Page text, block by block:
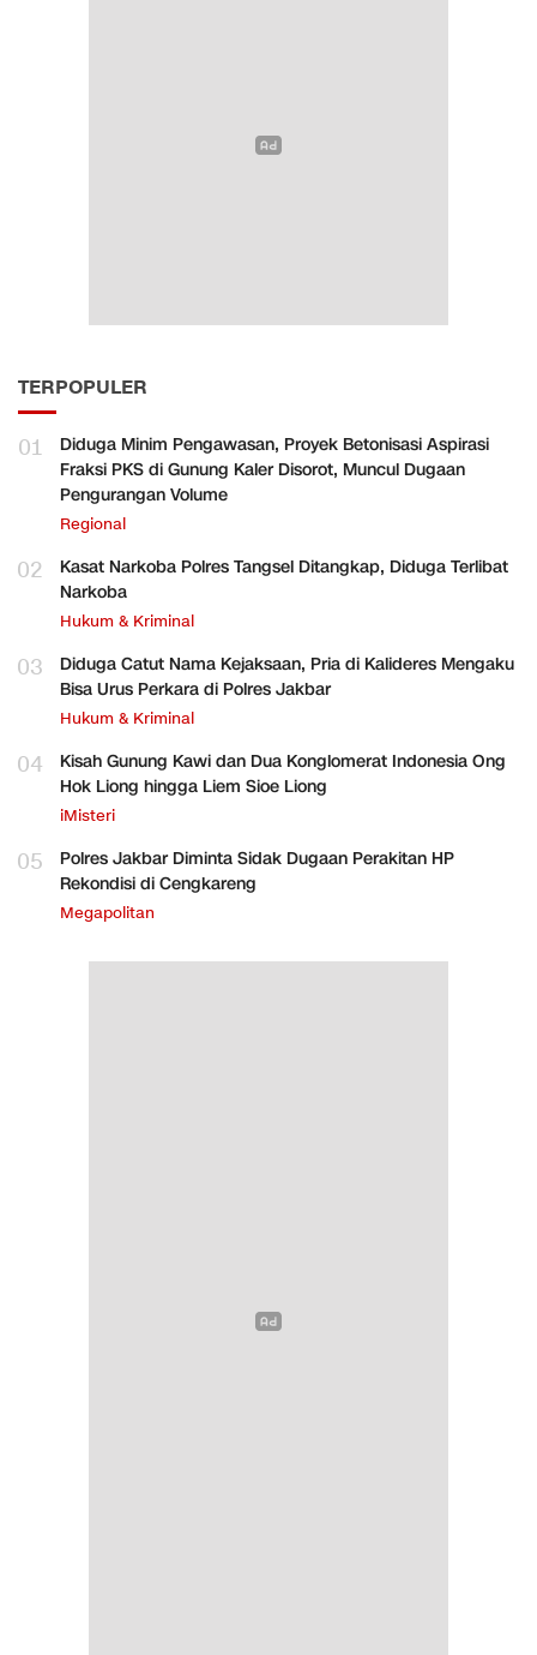
TERPOPULER
01
Diduga Minim Pengawasan, Proyek Betonisasi Aspirasi
Fraksi PKS di Gunung Kaler Disorot, Muncul Dugaan
Pengurangan Volume
Regional
02
Kasat Narkoba Polres Tangsel Ditangkap, Diduga Terlibat
Narkoba
Hukum & Kriminal
03
Diduga Catut Nama Kejaksaan, Pria di Kalideres Mengaku
Bisa Urus Perkara di Polres Jakbar
Hukum & Kriminal
04
Kisah Gunung Kawi dan Dua Konglomerat Indonesia Ong
Hok Liong hingga Liem Sioe Liong
iMisteri
05
Polres Jakbar Diminta Sidak Dugaan Perakitan HP
Rekondisi di Cengkareng
Megapolitan